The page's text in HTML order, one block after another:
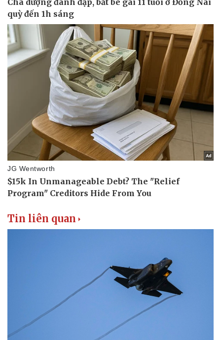
Vụ án
Tin nóng
Tư vấn luật
Quân sự - Quốc phòng
Vũ khí
Việt Nam
Phân tích
Tin liên quan